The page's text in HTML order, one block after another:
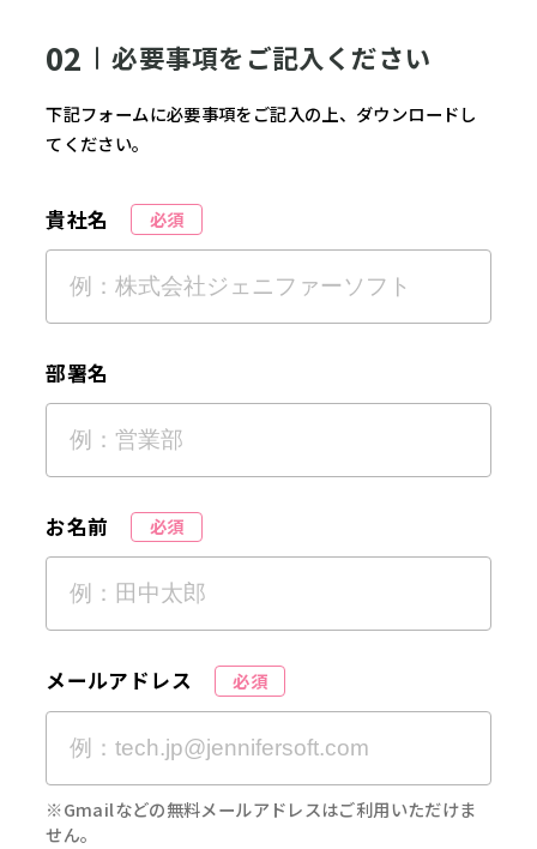
02 必要事項をご記入ください
下記フォームに必要事項をご記入の上、ダウンロードし
てください。
貴社名 必須
部署名
お名前 必須
メールアドレス 必須
※Gmailなどの無料メールアドレスはご利用いただけま
せん。